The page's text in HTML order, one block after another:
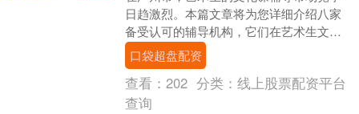
日趋激烈。本篇文章将为您详细介绍八家
备受认可的辅导机构，它们在艺术生文化
课培训方面表现突出，帮助学生在学业上
取得显著进步。每....
口袋超盘配资
查看： 202 分类： 线上股票配资平台
查询